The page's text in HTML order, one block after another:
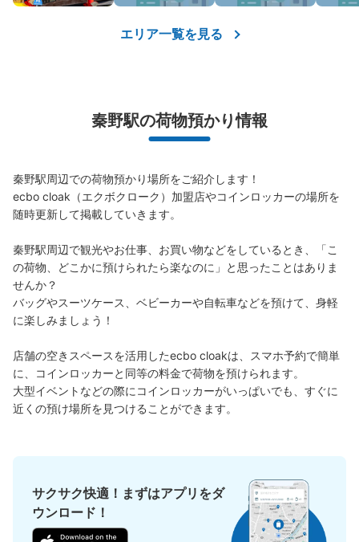
エリア一覧を見る
秦野駅の荷物預かり情報
秦野駅周辺での荷物預かり場所をご紹介します！
ecbo cloak（エクボクローク）加盟店やコインロッカーの場所を
随時更新して掲載していきます。
秦野駅周辺で観光やお仕事、お買い物などをしているとき、「こ
の荷物、どこかに預けられたら楽なのに」と思ったことはありま
せんか？
バッグやスーツケース、ベビーカーや自転車などを預けて、身軽
に楽しみましょう！
店舗の空きスペースを活用したecbo cloakは、スマホ予約で簡単
に、コインロッカーと同等の料金で荷物を預けられます。
大型イベントなどの際にコインロッカーがいっぱいでも、すぐに
近くの預け場所を見つけることができます。
サクサク快適！まずはアプリをダ
ウンロード！